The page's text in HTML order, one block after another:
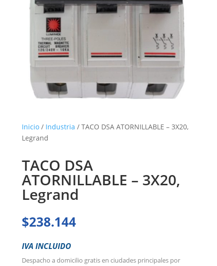
Inicio/ Industria / TACO DSA ATORNILLABLE – 3X20,
Legrand
TACO DSA
ATORNILLABLE – 3X20,
Legrand
$238.144
IVA INCLUIDO
Despacho a domicilio gratis en ciudades principales por